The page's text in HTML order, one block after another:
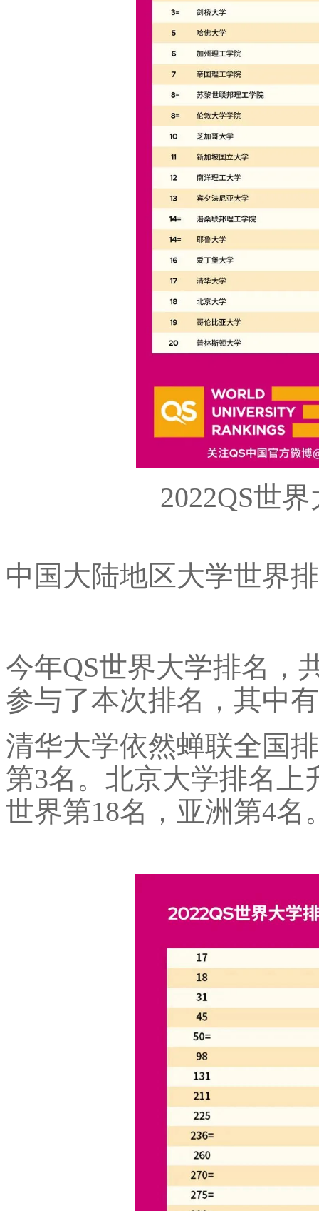
2022QS世
中国大陆地区大学世界
今年QS世界大学排名，
参与了本次排名，其中
清华大学依然蝉联全国
第3名。北京大学排名
世界第18名，亚洲第4名